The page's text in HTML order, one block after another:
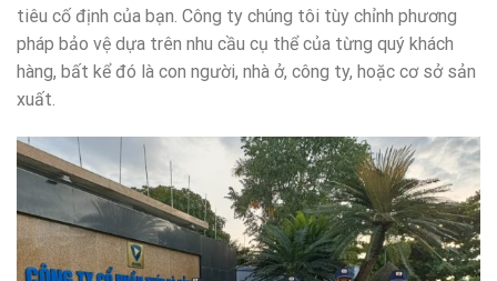
tiêu cố định của bạn. Công ty chúng tôi tùy chỉnh phương
pháp bảo vệ dựa trên nhu cầu cụ thể của từng quý khách
hàng, bất kể đó là con người, nhà ở, công ty, hoặc cơ sở sản
xuất.